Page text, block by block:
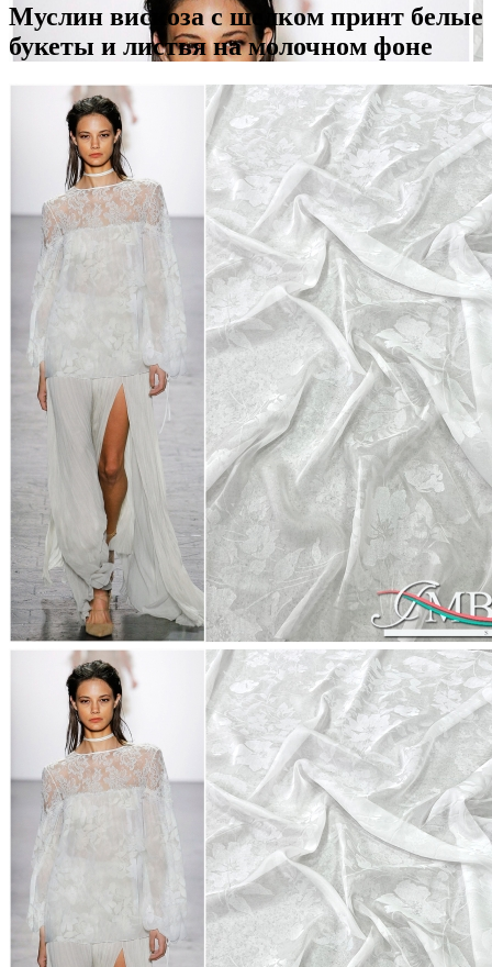
Муслин вискоза с шелком принт белые
букеты и листья на молочном фоне